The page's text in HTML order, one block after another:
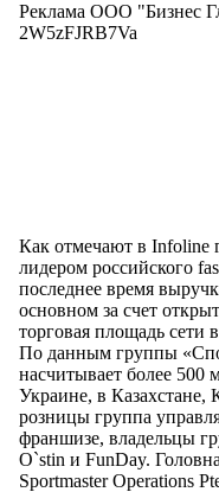
Реклама ООО "Бизнес
2W5zFJRB7Va
Как отмечают в Infoline
лидером российского
последнее время
основном за счет
торговая площадь сети
По данным группы
насчитывает более 500
Украине, в
розницы группа
франшизе, владельцы
O`stin и FunDay.
Sportmaster Operations